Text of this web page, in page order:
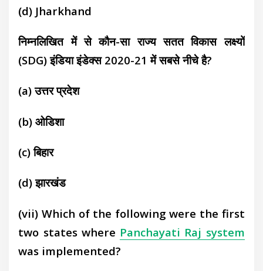
(d) Jharkhand
निम्नलिखित में से कौन-सा राज्य सतत विकास लक्ष्यों
(SDG) इंडिया इंडेक्स 2020-21 में सबसे नीचे है?
(a)उत्तर प्रदेश
(b)ओडिशा
(c)बिहार
(d)झारखंड
(vii) Which of the following were the first
two states where Panchayati Raj system
was implemented?